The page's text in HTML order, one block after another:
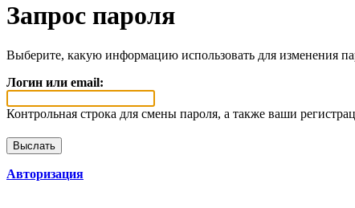
Запрос пароля
Выберите, какую информацию использовать для изменения
Логин или email:
Контрольная строка для смены пароля, а также ваши
Авторизация